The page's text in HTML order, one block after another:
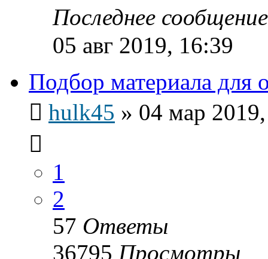
Последнее
05 авг 2019, 16:39
Подбор материала для
hulk45 » 04 мар
1
2
57 Ответы
36795 Просмотры